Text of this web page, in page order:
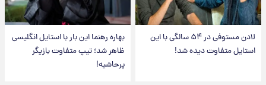
لادن مستوفی در ۵۴ سالگی با این
استایل متفاوت دیده شد!
بهاره رهنما این بار با استایل انگلیسی
ظاهر شد؛ تیپ متفاوت بازیگر
پرحاشیه!